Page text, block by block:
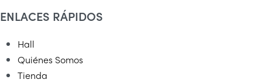
ENLACES RÁPIDOS
Hall
Quiénes Somos
Tienda